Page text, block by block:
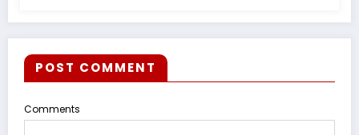
POST COMMENT
Comments